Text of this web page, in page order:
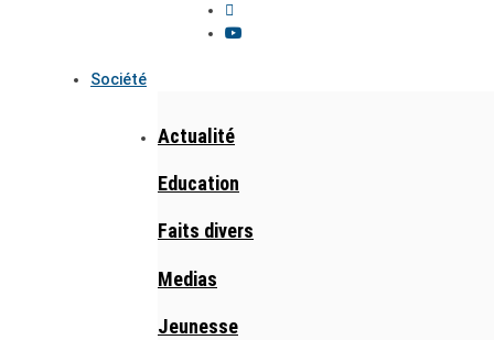
Société
Actualité
Education
Faits divers
Medias
Jeunesse